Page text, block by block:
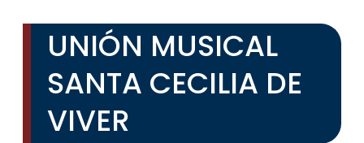
UNIÓN MUSICAL
SANTA CECILIA DE
VIVER